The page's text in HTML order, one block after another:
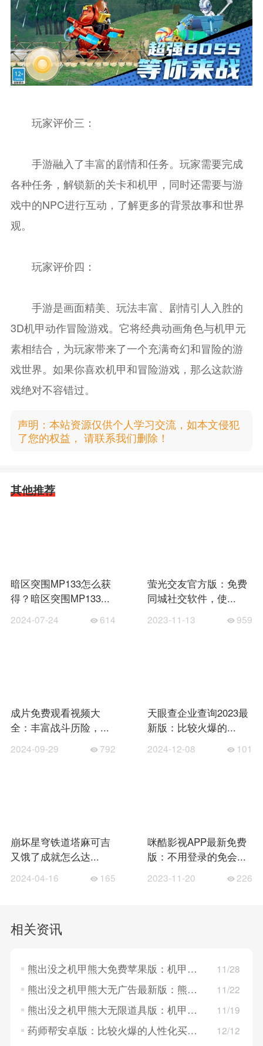
玩家评价三：
手游融入了丰富的剧情和任务。玩家需要完成
各种任务，解锁新的关卡和机甲，同时还需要与游
戏中的NPC进行互动，了解更多的背景故事和世界
观。
玩家评价四：
手游是画面精美、玩法丰富、剧情引人入胜的
3D机甲动作冒险游戏。它将经典动画角色与机甲元
素相结合，为玩家带来了一个充满奇幻和冒险的游
戏世界。如果你喜欢机甲和冒险游戏，那么这款游
戏绝对不容错过。
声明：本站资源仅供个人学习交流，如本文侵犯
了您的权益， 请联系我们删除！
其他推荐
暗区突围MP133怎么获
得？暗区突围MP133...
2024-07-24 614
萤光交友官方版：免费
同城社交软件，使...
2023-11-13 959
成片免费观看视频大
全：丰富战斗历险，...
2024-09-29 792
天眼查企业查询2023最
新版：比较火爆的...
2024-12-08 101
崩坏星穹铁道塔麻可吉
又饿了成就怎么达...
2024-04-16 165
咪酷影视APP最新免费
版：不用登录的免会...
2023-11-20 226
相关资讯
熊出没之机甲熊大免费苹果版：机甲风暴席卷沙城，英雄再现！ 11/28
熊出没之机甲熊大无广告最新版：熊出没大冒险，机甲熊大来护航！ 11/22
熊出没之机甲熊大无限道具版：机甲熊大觉醒，熊出没新纪元！ 11/19
药师帮安卓版：比较火爆的人性化买药平台，直接快速！ 12/12